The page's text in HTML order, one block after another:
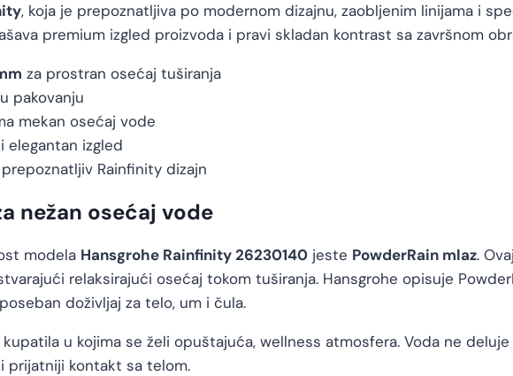
, koja je prepoznatljiva po modernom dizajnu, zaobljenim linijama i
premium izgled proizvoda i pravi skladan kontrast sa završnom
za prostran osećaj tuširanja
pakovanju
mekan osećaj vode
elegantan izgled
Rainfinity dizajn
nežan osećaj vode
modela Hansgrohe Rainfinity 26230140 jeste PowderRain mlaz.
relaksirajući osećaj tokom tuširanja. Hansgrohe opisuje
doživljaj za telo, um i čula.
u kojima se želi opuštajuća, wellness atmosfera. Voda ne
prijatniji kontakt sa telom.